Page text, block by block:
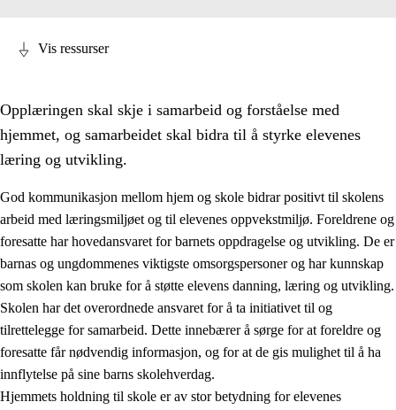
3. Prinsipper for skolens praksis
3.1 Et inkluderende læringsmiljø
3.2 Undervisning og tilpasset opplæring
Vis ressurser
Opplæringen skal skje i samarbeid og forståelse med
hjemmet, og samarbeidet skal bidra til å styrke elevenes
læring og utvikling.
God kommunikasjon mellom hjem og skole bidrar positivt til skolens
arbeid med læringsmiljøet og til elevenes oppvekstmiljø. Foreldrene og
foresatte har hovedansvaret for barnets oppdragelse og utvikling. De er
barnas og ungdommenes viktigste omsorgspersoner og har kunnskap
som skolen kan bruke for å støtte elevens danning, læring og utvikling.
Skolen har det overordnede ansvaret for å ta initiativet til og
tilrettelegge for samarbeid. Dette innebærer å sørge for at foreldre og
foresatte får nødvendig informasjon, og for at de gis mulighet til å ha
innflytelse på sine barns skolehverdag.
Hjemmets holdning til skole er av stor betydning for elevenes